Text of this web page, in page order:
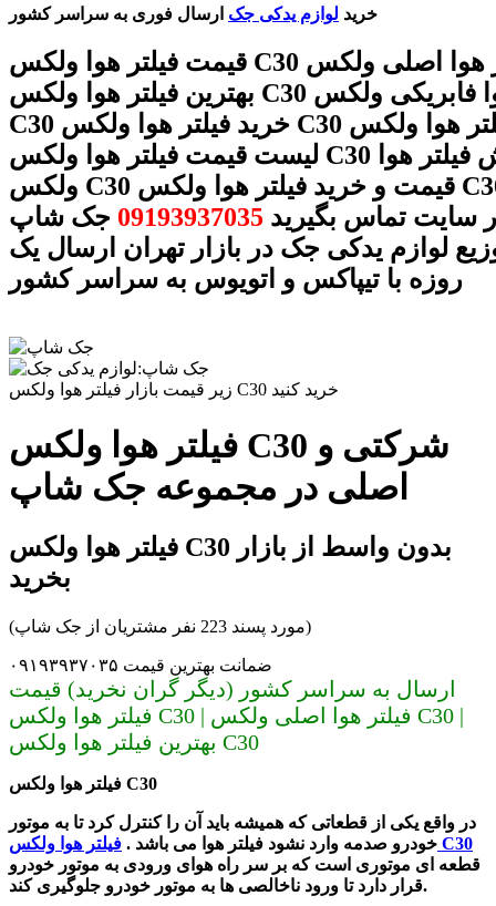
خرید لوازم یدکی جک ارسال فوری به سراسر کشور
قیمت فیلتر هوا ولکس C30 فیلتر هوا اصلی ولکس C30
بهترین فیلتر هوا ولکس C30 فیلتر هوا فابریکی ولکس
C30 خرید فیلتر هوا ولکس C30 فیلتر هوا ولکس C30
لیست قیمت فیلتر هوا ولکس C30 فروش فیلتر هوا
ولکس C30 قیمت و خرید فیلتر هوا ولکس C30 با شماره
سایت تماس بگیرید 09193937035 جک شاپ
لوازم یدکی جک در بازار تهران ارسال یک
روزه با تیپاکس و اتویوس به سراسر کشور
زیر قیمت بازار فیلتر هوا ولکس C30 خرید کنید
فیلتر هوا ولکس C30 شرکتی و
اصلی در مجموعه جک شاپ
فیلتر هوا ولکس C30 بدون واسط از بازار
بخرید
(مورد پسند 223 نفر مشتریان از جک شاپ)
ضمانت بهترین قیمت ۰۹۱۹۳۹۳۷۰۳۵
ارسال به سراسر کشور (دیگر گران نخرید) قیمت
فیلتر هوا ولکس C30 | فیلتر هوا اصلی ولکس C30 |
بهترین فیلتر هوا ولکس C30
فیلتر هوا ولکس C30
در واقع یکی از قطعاتی که همیشه باید آن را کنترل کرد تا به موتور
خودرو صدمه وارد نشود فیلتر هوا می باشد . فیلتر هوا ولکس C30
قطعه ای موتوری است که بر سر راه هوای ورودی به موتور خودرو
قرار دارد تا ورود ناخالصی ها به موتور خودرو جلوگیری کند.